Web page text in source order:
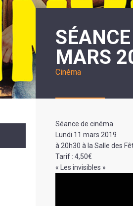
CONSEIL
MUNICIPAL
DÉCISIONS
MAIRE
MOT
DE
MINORITÉ
ESPACE
18
ANS
LA
MARS
Cinéma
Séance de cinéma
Lundi 11 mars 2019
à 20h30 à la Salle des
Tarif : 4,50€
« Les invisibles »